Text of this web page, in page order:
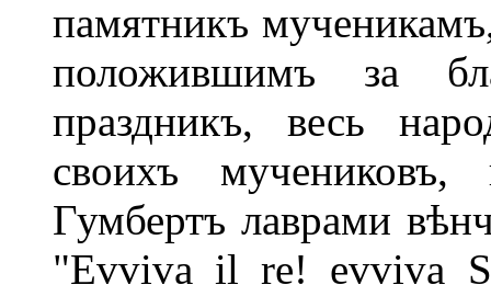
памятникъ
положившимъ за
праздникъ, весь
своихъ
Гумбертъ лаврами
"Evviva il re! evviva